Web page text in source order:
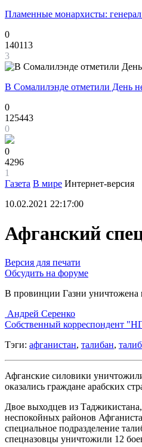
Пламенные монархисты:
0
140113
3
В Сомалилэнде отметили День
0
125443
0
0
4296
1
Газета В мире Интернет-версия
10.02.2021 22:17:00
Афганский
Версия для печати
Обсудить на форуме
В провинции Газни уничтожена
Андрей Серенко
Собственный корреспондент
Тэги: афганистан, талибан,
Афганские силовики
оказались граждане арабских
Двое выходцев из
неспокойных районов
специальное подразделение
спецназовцы уничтожили 12